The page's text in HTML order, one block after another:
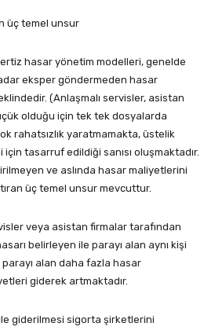
üç temel unsur
hasar yönetim modelleri, genelde
eksper göndermeden hasar
(Anlaşmalı servisler, asistan
olduğu için tek tek dosyalarda
rahatsızlık yaratmamakta, üstelik
tasarruf edildiği sanısı oluşmaktadır.
ve aslında hasar maliyetlerini
üç temel unsur mevcuttur.
veya asistan firmalar tarafından
belirleyen ile parayı alan aynı kişi
alan daha fazla hasar
giderek artmaktadır.
giderilmesi sigorta şirketlerini